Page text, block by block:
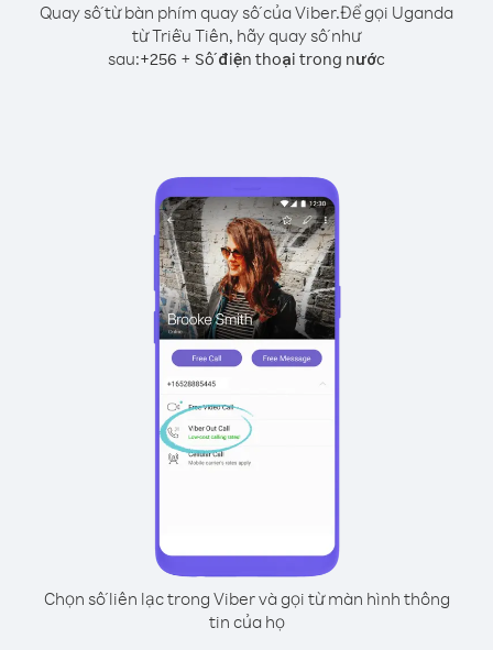
Quay số từ bàn phím quay số của Viber.Để gọi Uganda
từ Triều Tiên, hãy quay số như
sau:+256 + Số điện thoại trong nước
Chọn số liên lạc trong Viber và gọi từ màn hình thông
tin của họ